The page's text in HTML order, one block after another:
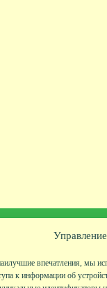
впечатления, мы
к информации об